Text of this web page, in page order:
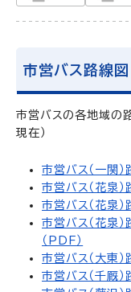
市営バス路線図
市営バスの各地域の
現在）
市営バス（一関）
市営バス（花泉）
市営バス（花泉
市営バス（花泉
（PDF）
市営バス（大東）
市営バス（千厩）